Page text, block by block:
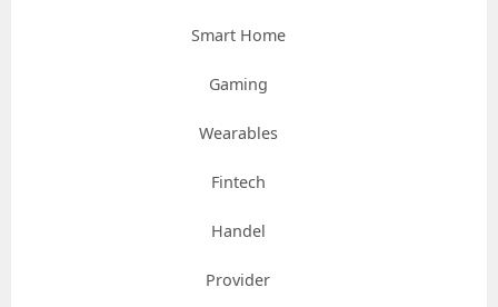
Smart Home
Gaming
Wearables
Fintech
Handel
Provider